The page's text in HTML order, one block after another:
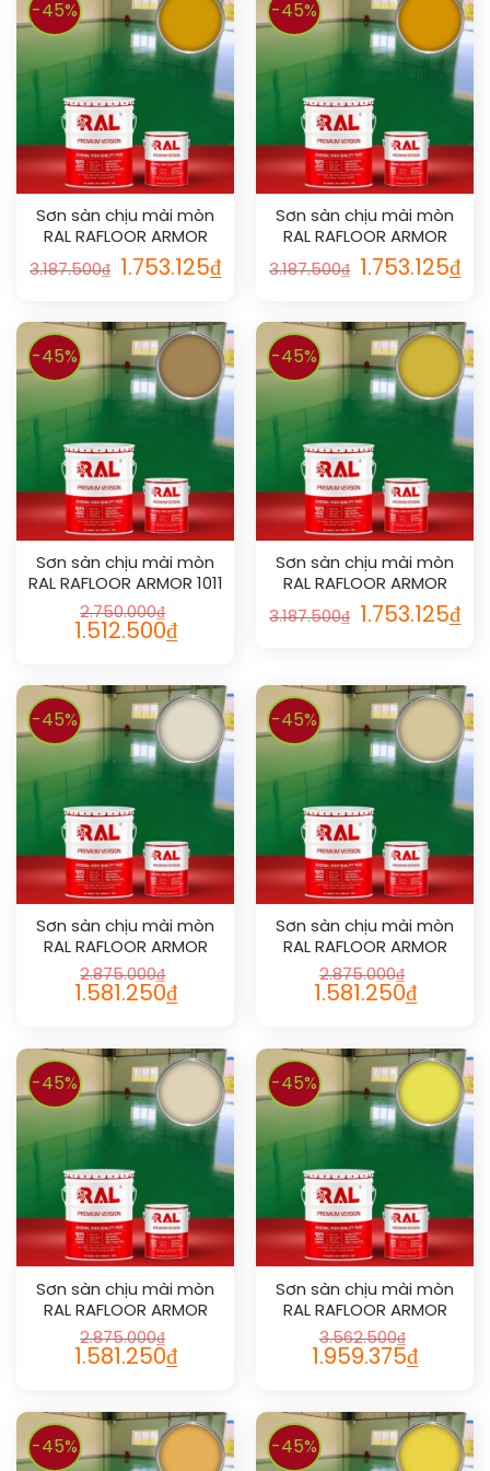
-45%
Sơn sàn chịu mài mòn
RAL RAFLOOR ARMOR
1006
3.187.500₫ 1.753.125₫
-45%
Sơn sàn chịu mài mòn
RAL RAFLOOR ARMOR
1007
3.187.500₫ 1.753.125₫
-45%
Sơn sàn chịu mài mòn
RAL RAFLOOR ARMOR 1011
2.750.000₫
1.512.500₫
-45%
Sơn sàn chịu mài mòn
RAL RAFLOOR ARMOR
1012
3.187.500₫ 1.753.125₫
-45%
Sơn sàn chịu mài mòn
RAL RAFLOOR ARMOR
1013
2.875.000₫
1.581.250₫
-45%
Sơn sàn chịu mài mòn
RAL RAFLOOR ARMOR
1014
2.875.000₫
1.581.250₫
-45%
Sơn sàn chịu mài mòn
RAL RAFLOOR ARMOR
1015
2.875.000₫
1.581.250₫
-45%
Sơn sàn chịu mài mòn
RAL RAFLOOR ARMOR
1016
3.562.500₫
1.959.375₫
-45% -45%